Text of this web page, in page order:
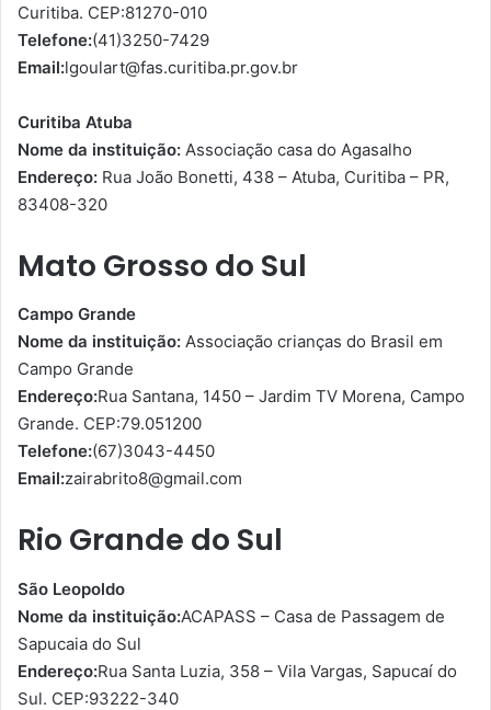
Curitiba. CEP:81270-010
Telefone:(41)3250-7429
Email:lgoulart@fas.curitiba.pr.gov.br
Curitiba Atuba
Nome da instituição: Associação casa do Agasalho
Endereço: Rua João Bonetti, 438 – Atuba, Curitiba – PR,
83408-320
Mato Grosso do Sul
Campo Grande
Nome da instituição: Associação crianças do Brasil em
Campo Grande
Endereço:Rua Santana, 1450 – Jardim TV Morena, Campo
Grande. CEP:79.051­200
Telefone:(67)3043-4450
Email:zairabrito8@gmail.com
Rio Grande do Sul
São Leopoldo
Nome da instituição:ACAPASS – Casa de Passagem de
Sapucaia do Sul
Endereço:Rua Santa Luzia, 358 – Vila Vargas, Sapucaí do
Sul. CEP:93222-340